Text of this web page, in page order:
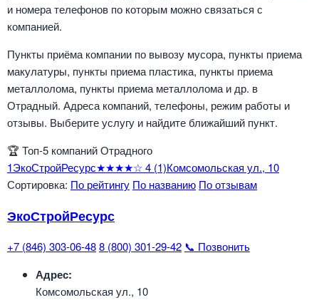
и номера телефонов по которым можно связаться с
компанией.
Пункты приёма компании по вывозу мусора, пункты приема
макулатуры, пункты приема пластика, пункты приема
металлолома, пункты приема металлолома и др. в
Отрадный. Адреса компаний, телефоны, режим работы и
отзывы. Выберите услугу и найдите ближайший пункт.
🏆 Топ-5 компаний Отрадного
1ЭкоСтройРесурс★★★★☆ 4 (1)Комсомольская ул., 10
Сортировка: По рейтингу По названию По отзывам
ЭкоСтройРесурс
+7 (846) 303-06-488 (800) 301-29-42 📞 Позвонить
Адрес:
Комсомольская ул., 10